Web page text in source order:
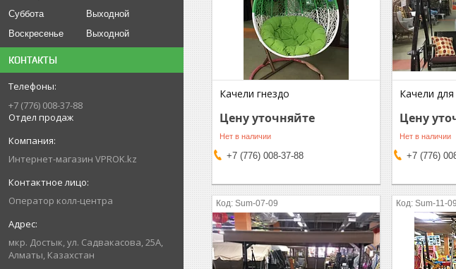
Суббота
Выходной
Воскресенье
Выходной
КОНТАКТЫ
+7 (776) 008-37-88
Отдел продаж
Интернет-магазин VPROK.kz
Оператор колл-центра
мкр. Достык, ул. Садвакасова, 25А,
Алматы, Казахстан
Качели гнездо
Цену уточняйте
Нет в наличии
+7 (776) 008-37-88
Качели для
Цену
Нет в наличии
+7 (776)
Sum-07-09 Sum-11-09